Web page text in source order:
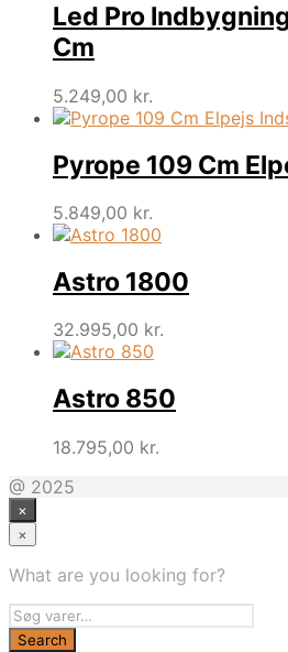
Led Pro
Cm
5.249,00 kr.
Pyrope 109 Cm
5.849,00 kr.
Astro 1800
32.995,00 kr.
Astro 850
18.795,00 kr.
@ 2025
×
×
What are you looking for?